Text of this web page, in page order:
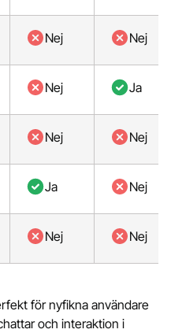
Nej Nej
Nej Ja
Nej Nej
Ja Nej
Nej Nej
för nyfikna användare
och interaktion i